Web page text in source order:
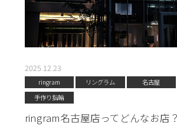
2025.12.23
ringram リングラム 名古屋
手作り指輪
ringram名古屋店ってどんなお店？